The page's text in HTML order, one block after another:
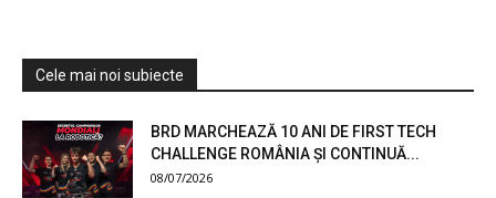
Cele mai noi subiecte
BRD MARCHEAZĂ 10 ANI DE FIRST TECH
CHALLENGE ROMÂNIA ȘI CONTINUĂ...
08/07/2026